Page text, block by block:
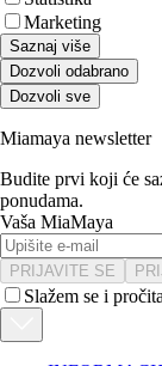
Marketing
Saznaj više
Dozvoli odabrano
Dozvoli sve
Miamaya newsletter
Budite prvi koji će
ponudama.
Vaša MiaMaya
PRIJAVITE SE
Slažem se i